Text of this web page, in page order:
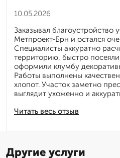
10.05.2026
Читать весь отзыв
Заказывал благоустройство
Метпроект-Брн и остался
Специалисты аккуратно
территорию, быстро
оформили клумбу
Работы выполнены
хлопот. Участок заметно
выглядит ухоженно и
Другие услуги